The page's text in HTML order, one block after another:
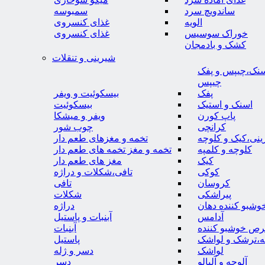
ساندویچ سرد
الویه
خوراک سوسیس
کشک و بادمجان
سمبوسه
غذای کنسروی
غذای کنسروی
شیرینی و تنقلات
و پفک
چیپس
پفک
اسنک و استیک
پاپ کورن
کرانچی
و کلوچه
کلوچه و کلمپه
کیک
کوکی
کروسان
پیراشکی
کننده دهان
آدامس
خوشبو کننده
و لواشک
لواشک
آلوچه و آلبالو
بیسکوئیت و ویفر
بیسکوئیت
ویفر و میشکا
چوب شور
تخمه و مغزهای طعم دار
تخمه و مغز تخمه های طعم دار
مغز های طعم دار
تافی،شکلات و دراژه
تافی
شکلات
دراژه
آبنبات و پاستیل
آبنبات
پاستیل
دسر و ژله
دسر